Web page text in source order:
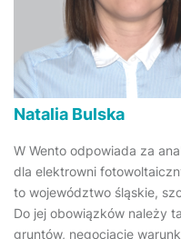
Natalia Bulska
W Wento odpowiada za
dla elektrowni
to województwo śląskie,
Do jej obowiązków należy
gruntów, negocjacje